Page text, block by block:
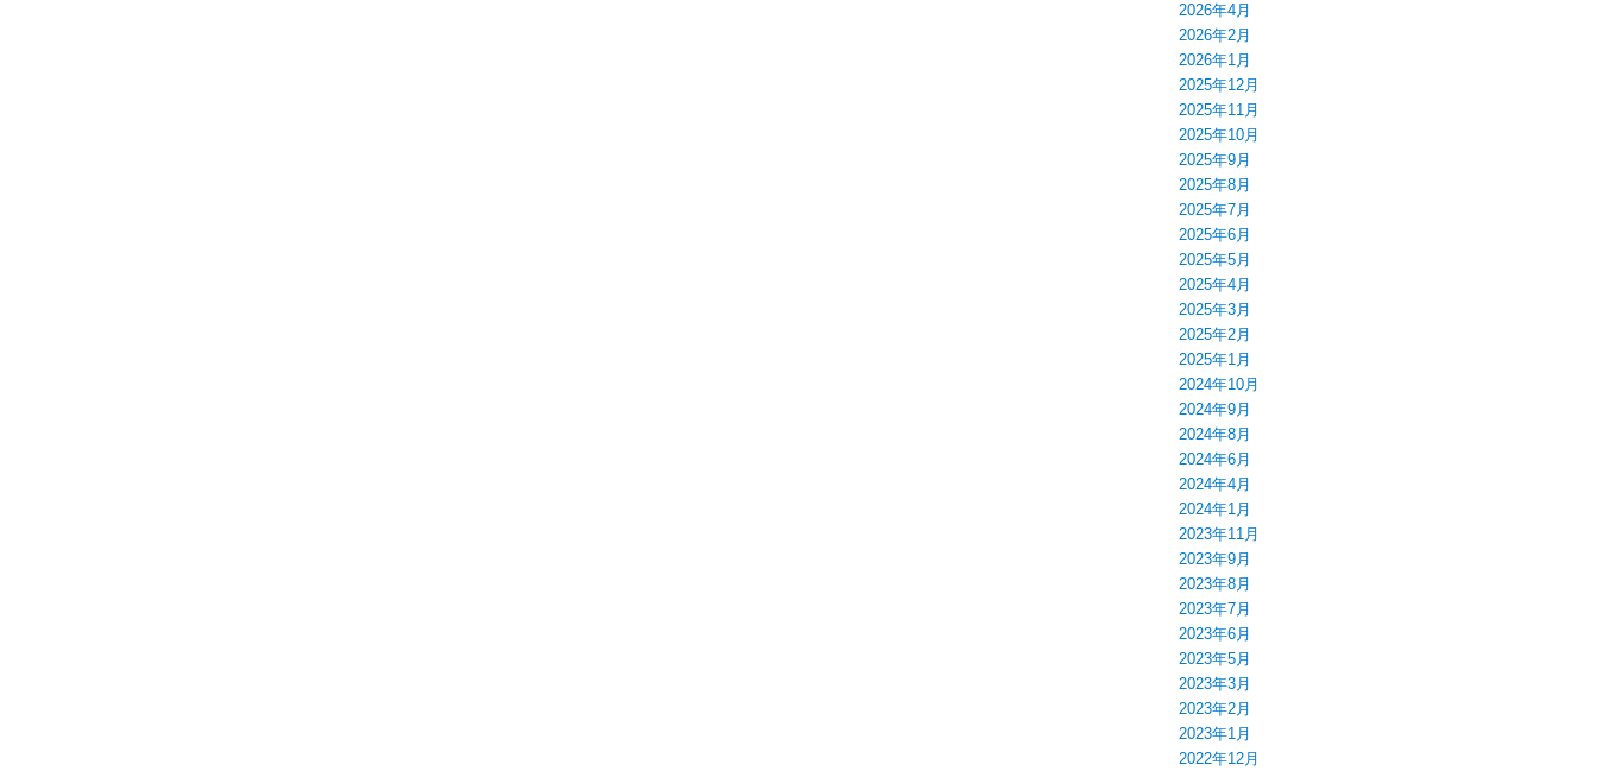
2026年4月
2026年2月
2026年1月
2025年12月
2025年11月
2025年10月
2025年9月
2025年8月
2025年7月
2025年6月
2025年5月
2025年4月
2025年3月
2025年2月
2025年1月
2024年10月
2024年9月
2024年8月
2024年6月
2024年4月
2024年1月
2023年11月
2023年9月
2023年8月
2023年7月
2023年6月
2023年5月
2023年3月
2023年2月
2023年1月
2022年12月